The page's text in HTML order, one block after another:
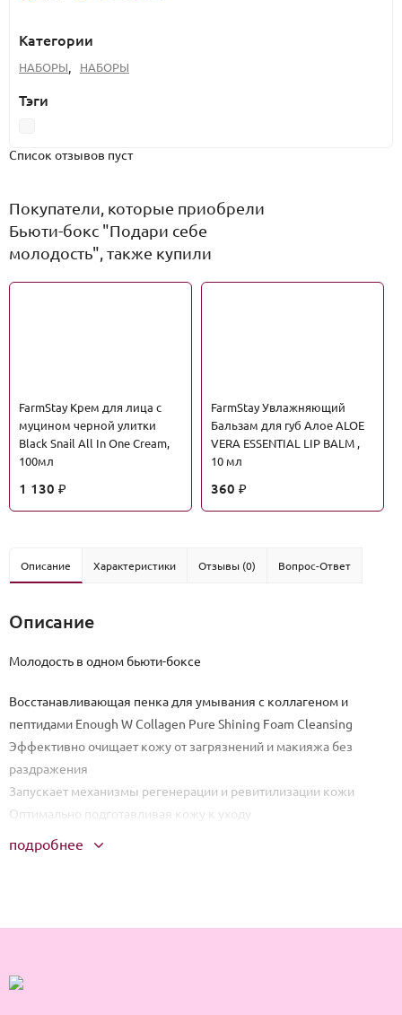
Категории
НАБОРЫ, НАБОРЫ
Тэги
Список отзывов пуст
Покупатели, которые приобрели
Бьюти-бокс "Подари себе
молодость", также купили
FarmStay Крем для лица с
муцином черной улитки
Black Snail All In One Cream,
100мл
1 130 ₽
FarmStay Увлажняющий
Бальзам для губ Алое ALOE
VERA ESSENTIAL LIP BALM ,
10 мл
360 ₽
Описание Характеристики Отзывы (0) Вопрос-Ответ
Описание
Молодость в одном бьюти-боксе
Восстанавливающая пенка для умывания с коллагеном и
пептидами Enough W Collagen Pure Shining Foam Cleansing
Эффективно очищает кожу от загрязнений и макияжа без
раздражения
Запускает механизмы регенерации и ревитилизации кожи
Оптимально подготавливая кожу к уходу
Способствует стягиванию пор
Подсушиванию воспалений
Защищают эпидермис от токсинов и свободных радикалов.
отшелушиванию омертвевших частиц кожи.
подробнее